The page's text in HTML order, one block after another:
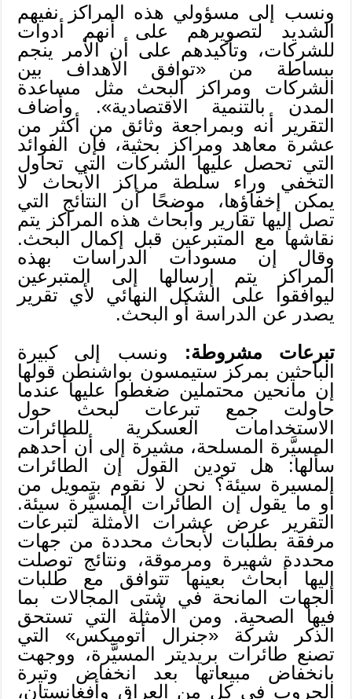
ونسب إلى مسؤولي هذه المراكز نفيهم
الشديد لتصويرهم على أنهم أدوات
للشركات، وتأكيدهم على أن الأمر ينجم
ببساطة من «توافق الأهداف بين
الشركات ومراكز البحث مثل مساعدة
المدن بالتنمية الاقتصادية». وأضاف
التقرير أنه وبمراجعة وثائق من أكثر من
عشرة معاهد ومراكز بحثية، فإن الفوائد
التي تحصل عليها الشركات التي تحاول
التخفي وراء سلطة مراكز الأبحاث لا
يمكن إخفاؤها، موضحًا أن النتائج التي
تصل إليها تقارير وأبحاث هذه المراكز يتم
نقاشها مع المتبرعين قبل إكمال البحث.
وقال إن مسودات الدراسات بهذه
المراكز يتم إرسالها إلى المتبرعين
ليوافقوا على الشكل النهائي لأي تقرير
يصدر عن الدراسة أو البحث.
تبرعات مشروطة: ونسب إلى كبيرة
الباحثين بمركز ستيمسون بواشنطن قولها
إن مانحين محتملين ضغطوا عليها عندما
حاولت جمع تبرعات لبحث حول
الاستخدامات العسكرية للطائرات
المسيَّرة المسلحة، مشيرة إلى أن أحدهم
سألها: هل تودين القول إن الطائرات
المسيرة سيئة؟ نحن لا نقوم بتمويل من
أو ما يقول إن الطائرات المسيَّرة سيئة.
التقرير عرض عشرات الأمثلة لتبرعات
مرفقة بطلبات لأبحاث محددة من جهات
محددة شهيرة ومرموقة، ونتائج توصلت
إليها أبحاث بعينها تتوافق مع طلبات
الجهات المانحة في شتى المجالات بما
فيها الصحية. ومن الأمثلة التي تستحق
الذكر شركة «جنرال أتوميكس» التي
تصنع طائرات بريديتر المسيَّرة، ووجهت
بانخفاض مبيعاتها بعد انخفاض وتيرة
الحروب في كل من العراق وأفغانستان،